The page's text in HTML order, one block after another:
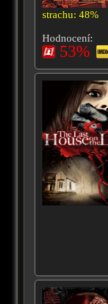
strachu: 48%
Hodnocení:
53%